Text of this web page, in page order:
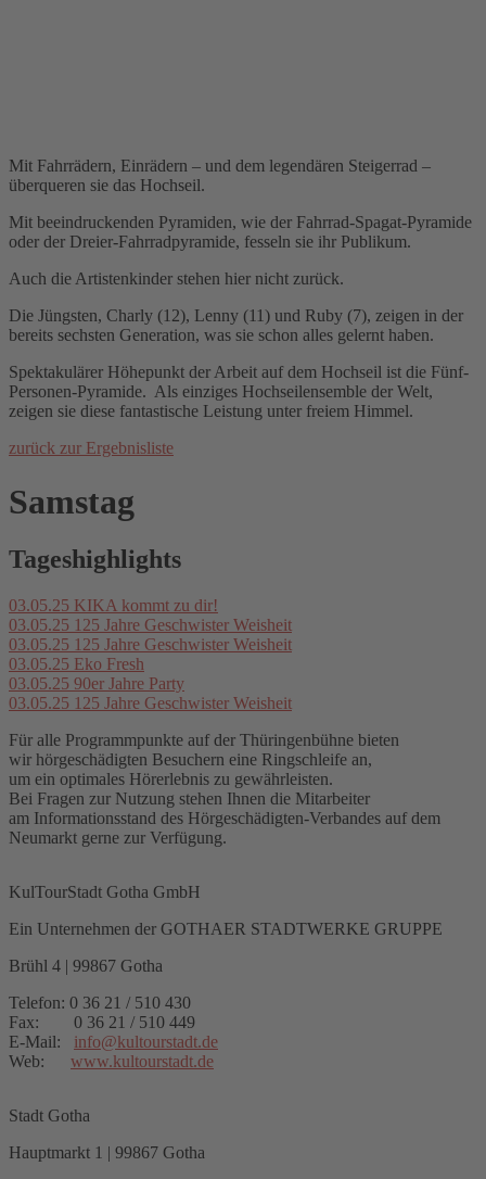
Mit Fahrrädern, Einrädern – und dem legendären Steigerrad –
überqueren sie das Hochseil.
Mit beeindruckenden Pyramiden, wie der Fahrrad-Spagat-Pyramide
oder der Dreier-Fahrradpyramide, fesseln sie ihr Publikum.
Auch die Artistenkinder stehen hier nicht zurück.
Die Jüngsten, Charly (12), Lenny (11) und Ruby (7), zeigen in der
bereits sechsten Generation, was sie schon alles gelernt haben.
Spektakulärer Höhepunkt der Arbeit auf dem Hochseil ist die Fünf-
Personen-Pyramide. Als einziges Hochseilensemble der Welt,
zeigen sie diese fantastische Leistung unter freiem Himmel.
zurück zur Ergebnisliste
Samstag
Tageshighlights
03.05.25 KIKA kommt zu dir!
03.05.25 125 Jahre Geschwister Weisheit
03.05.25 125 Jahre Geschwister Weisheit
03.05.25 Eko Fresh
03.05.25 90er Jahre Party
03.05.25 125 Jahre Geschwister Weisheit
Für alle Programmpunkte auf der Thüringenbühne bieten
wir hörgeschädigten Besuchern eine Ringschleife an,
um ein optimales Hörerlebnis zu gewährleisten.
Bei Fragen zur Nutzung stehen Ihnen die Mitarbeiter
am Informationsstand des Hörgeschädigten-Verbandes auf dem
Neumarkt gerne zur Verfügung.
KulTourStadt Gotha GmbH
Ein Unternehmen der GOTHAER STADTWERKE GRUPPE
Brühl 4 | 99867 Gotha
Telefon: 0 36 21 / 510 430
Fax: 0 36 21 / 510 449
E-Mail: info@kultourstadt.de
Web: www.kultourstadt.de
Stadt Gotha
Hauptmarkt 1 | 99867 Gotha